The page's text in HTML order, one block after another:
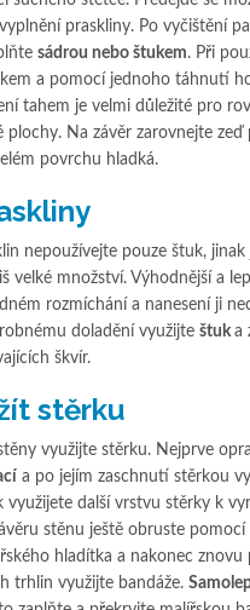
praskliny. Po vyčištění
sádrou nebo štukem. Při
a pomocí jednoho táhnutí
tahem je velmi důležité pro
plochy. Na závěr zarovnejte zeď
povrchu hladká.
nepoužívejte pouze štuk,
velké množství. Výhodnější a
rozmíchání a nanesení ji
doladění využijte štuka
škvír.
stěrku
využijte stěrku. Nejprve
a po jejím zaschnutí stěrkou
využijete další vrstvu stěrky k
stěnu ještě obruste
hladítka a nakonec
trhlin využijte bandáže.